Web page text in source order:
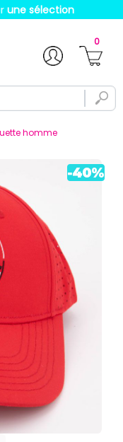
une sélection
0
homme